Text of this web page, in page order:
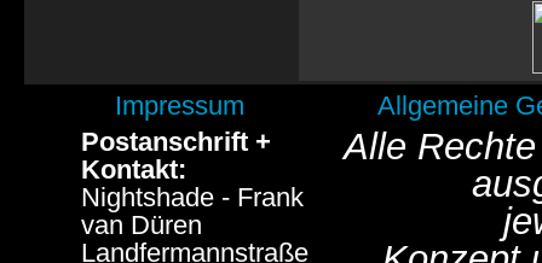
Impressum
Allgemeine
Postanschrift +
Kontakt:
Nightshade - Frank
van Düren
Landfermannstraße
Alle